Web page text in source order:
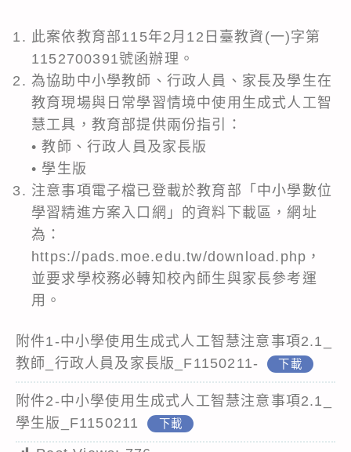
此案依教育部115年2月12日臺教資(一)字第
1152700391號函辦理。
為協助中小學教師、行政人員、家長及學生在
教育現場與日常學習情境中使用生成式人工智
慧工具，教育部提供兩份指引：
• 教師、行政人員及家長版
• 學生版
注意事項電子檔已登載於教育部「中小學數位
學習精進方案入口網」的資料下載區，網址
為：
https://pads.moe.edu.tw/download.php ，
並要求學校務必轉知校內師生與家長參考運
用。
附件1-中小學使用生成式人工智慧注意事項2.1_
教師_行政人員及家長版_F1150211-
下載
附件2-中小學使用生成式人工智慧注意事項2.1_
學生版_F1150211
下載